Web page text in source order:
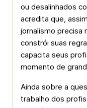
ou desalinhados
acredita que,
jornalismo precisa
constrói suas
capacita seus
momento de
Ainda sobre a
trabalho dos